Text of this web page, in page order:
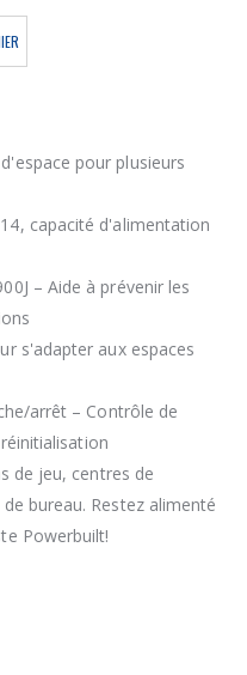
pour plusieurs
capacité d'alimentation
– Aide à prévenir les
s'adapter aux espaces
arrêt – Contrôle de
de jeu, centres de
bureau. Restez alimenté
Powerbuilt!